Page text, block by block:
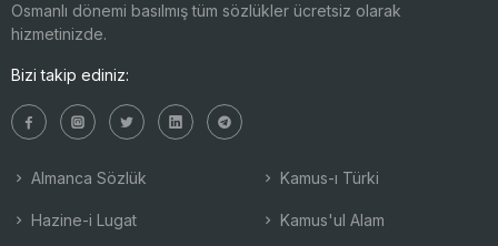
Osmanlı dönemi basılmış tüm sözlükler ücretsiz olarak
hizmetinizde.
Bizi takip ediniz:
Almanca Sözlük
Hazine-i Lugat
Kamus-ı Türki
Kamus'ul Alam